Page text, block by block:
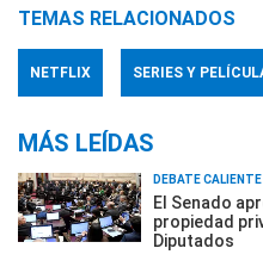
TEMAS RELACIONADOS
NETFLIX SERIES Y
MÁS LEÍDAS
DEBATE CALIENTE
El Senado
propiedad
Diputados